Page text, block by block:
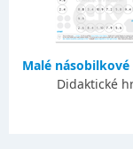
Malé násobilkové
Didaktické